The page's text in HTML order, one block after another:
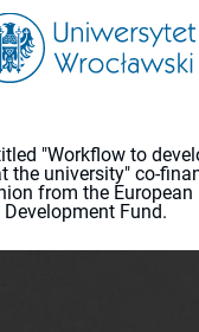
"Workflow to
the university" co-
from the European
Development Fund.